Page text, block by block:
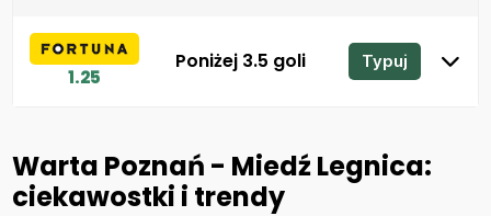
1.25
Poniżej 3.5 goli Typuj
Warta Poznań - Miedź Legnica:
ciekawostki i trendy